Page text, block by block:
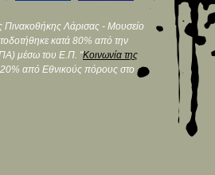
Πινακοθήκης Λάρισας - Μουσείο
κατά 80% από την
μέσω του Ε.Π. "Κοινωνία της
20% από Εθνικούς πόρους στο